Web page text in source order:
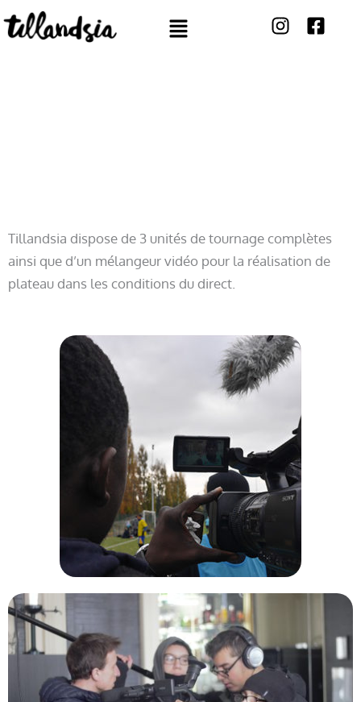
au
Menu
Tillandsia dispose de 3 unités de tournage complètes
ainsi que d’un mélangeur vidéo pour la réalisation de
plateau dans les conditions du direct.